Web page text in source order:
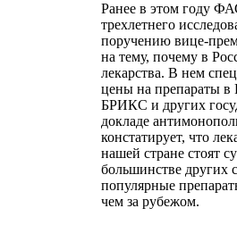
Ранее в этом году
трехлетнего
поручению вице-
на тему, почему в
лекарства. В нем
цены на препараты в
БРИКС и других
докладе
констатирует, что
нашей стране стоят
большинстве других
популярные
чем за рубежом.